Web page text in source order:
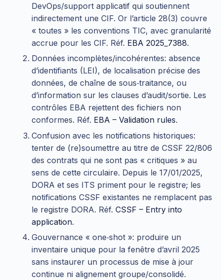
DevOps/support applicatif qui soutiennent
indirectement une CIF. Or l’article 28(3) couvre
« toutes » les conventions TIC, avec granularité
accrue pour les CIF. Réf. EBA 2025_7388.
Données incomplètes/incohérentes: absence
d’identifiants (LEI), de localisation précise des
données, de chaîne de sous‑traitance, ou
d’information sur les clauses d’audit/sortie. Les
contrôles EBA rejettent des fichiers non
conformes. Réf. EBA – Validation rules.
Confusion avec les notifications historiques:
tenter de (re)soumettre au titre de CSSF 22/806
des contrats qui ne sont pas « critiques » au
sens de cette circulaire. Depuis le 17/01/2025,
DORA et ses ITS priment pour le registre; les
notifications CSSF existantes ne remplacent pas
le registre DORA. Réf. CSSF – Entry into
application.
Gouvernance « one‑shot »: produire un
inventaire unique pour la fenêtre d’avril 2025
sans instaurer un processus de mise à jour
continue ni alignement groupe/consolidé.